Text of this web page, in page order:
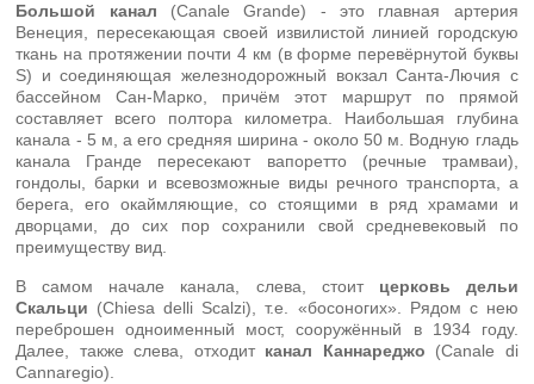
Большой канал (Canale Grande) - это главная артерия
Венеция, пересекающая своей извилистой линией городскую
ткань на протяжении почти 4 км (в форме перевёрнутой буквы
S) и соединяющая железнодорожный вокзал Санта-Лючия с
бассейном Сан-Марко, причём этот маршрут по прямой
составляет всего полтора километра. Наибольшая глубина
канала - 5 м, а его средняя ширина - около 50 м. Водную гладь
канала Гранде пересекают вапоретто (речные трамваи),
гондолы, барки и всевозможные виды речного транспорта, а
берега, его окаймляющие, со стоящими в ряд храмами и
дворцами, до сих пор сохранили свой средневековый по
преимуществу вид.
В самом начале канала, слева, стоит церковь дельи
Скальци (Chiesa delli Scalzi), т.е. «босоногих». Рядом с нею
переброшен одноименный мост, сооружённый в 1934 году.
Далее, также слева, отходит канал Каннареджо (Canale di
Cannaregio).